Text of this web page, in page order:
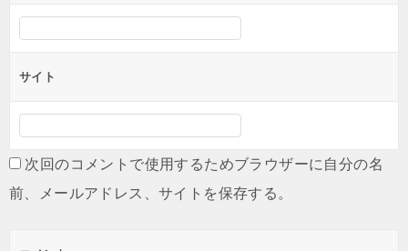
サイト
次回のコメントで使用するためブラウザーに自分の名
前、メールアドレス、サイトを保存する。